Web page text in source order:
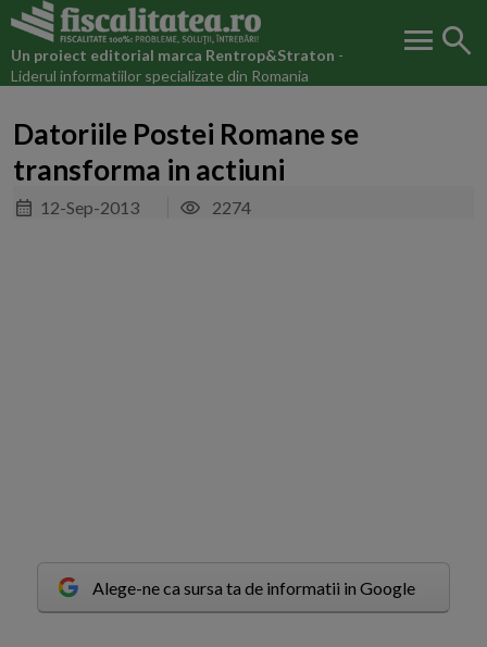
Un proiect editorial marca Rentrop&Straton -
Liderul informatiilor specializate din Romania
menu search
Datoriile Postei Romane se
transforma in actiuni
12-Sep-2013 2274
Alege-ne ca sursa ta de informatii in Google